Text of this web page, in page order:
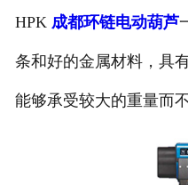
HPK 成都环链电动葫芦
条和好的金属材料，具
能够承受较大的重量而